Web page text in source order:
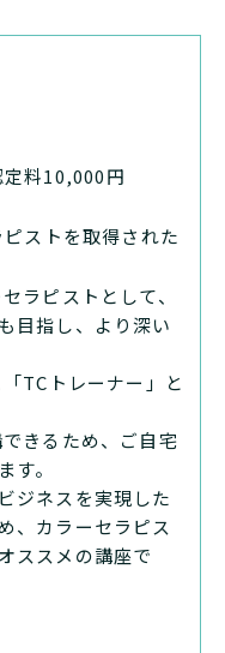
料10,000円
ストを取得された
ラピストとして、
目指し、より深い
TCトレーナー」と
きるため、ご自宅
す。
ジネスを実現した
、カラーセラピス
ススメの講座で